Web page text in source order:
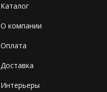
Каталог
О компании
Оплата
Доставка
Интерьеры